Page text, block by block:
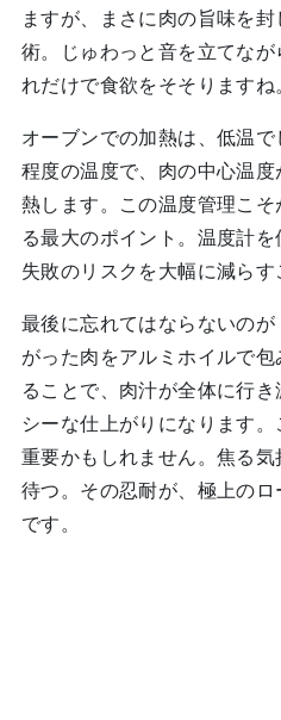
ますが、まさに肉の旨味を
術。じゅわっと音を立てな
れだけで食欲をそそりますね。
オーブンでの加熱は、低温
程度の温度で、肉の中心温
熱します。この温度管理こ
る最大のポイント。温度計を
失敗のリスクを大幅に減らす
最後に忘れてはならないの
がった肉をアルミホイルで
ることで、肉汁が全体に行
シーな仕上がりになります
重要かもしれません。焦る
待つ。その忍耐が、極上の
です。